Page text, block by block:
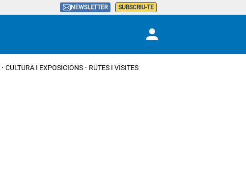
NEWSLETTER SUBSCRIU-TE
CULTURA I EXPOSICIONS RUTES I VISITES